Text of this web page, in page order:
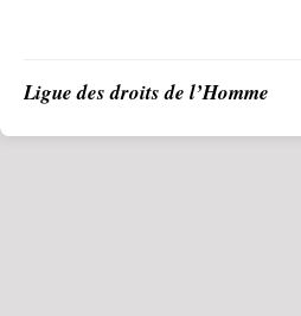
Ligue des droits de l’Homme